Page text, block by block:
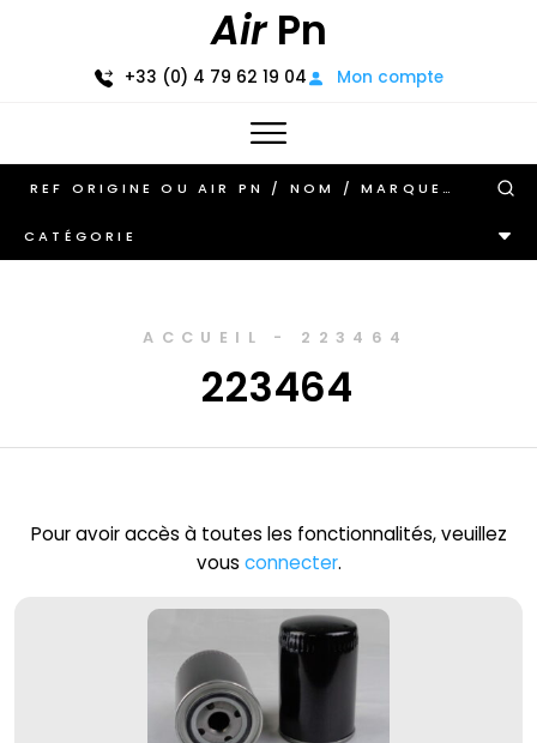
AirPn
+33 (0) 4 79 62 19 04 Mon compte
CATÉGORIE
ACCUEIL - 223464
223464
Pour avoir accès à toutes les fonctionnalités, veuillez
vous connecter.